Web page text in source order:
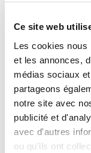
Ce site web
Les cookies nous
et les annonces,
médias sociaux
partageons
notre site avec
publicité et
avec d'autres
ou qu'ils ont
des institutions,
Parlementaires
terminer leur
mais ils ne
mandats.